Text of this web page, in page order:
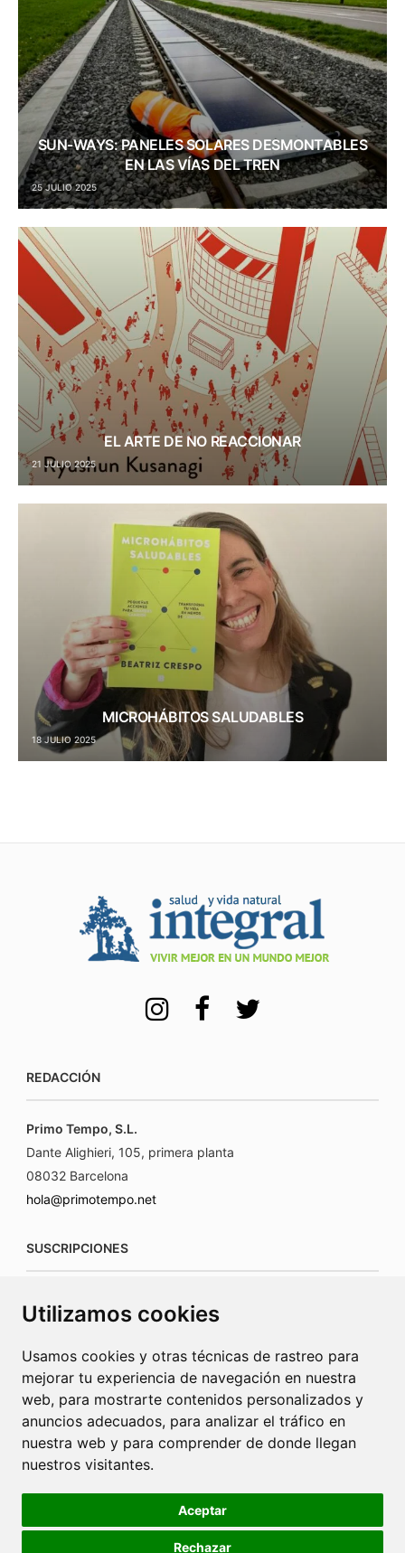
Utilizamos cookies
Usamos cookies y otras técnicas de rastreo para
mejorar tu experiencia de navegación en nuestra
web, para mostrarte contenidos personalizados y
anuncios adecuados, para analizar el tráfico en
nuestra web y para comprender de donde llegan
nuestros visitantes.
Aceptar
Rechazar
SUN-WAYS: PANELES SOLARES DESMONTABLES
EN LAS VÍAS DEL TREN
25 JULIO 2025
EL ARTE DE NO REACCIONAR
21 JULIO 2025
MICROHÁBITOS SALUDABLES
18 JULIO 2025
REDACCIÓN
Primo Tempo, S.L.
Dante Alighieri, 105, primera planta
08032 Barcelona
hola@primotempo.net
SUSCRIPCIONES
www.connecorrevistas.com
PUBLICIDAD